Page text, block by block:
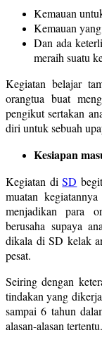
Kemauan
Kemauan
Dan ada
meraih suatu
Kegiatan belajar
orangtua buat
pengikut sertakan
diri untuk sebuah
Kesiapan
Kegiatan diSD
muatan
menjadikan para
berusaha supaya
dikala di SD kelak
pesat.
Seiring dengan
tindakan yang
sampai 6 tahun
alasan-alasan tertentu.